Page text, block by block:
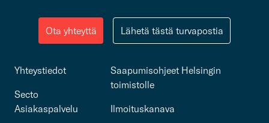
Ota yhteyttä Lähetä tästä turvapostia
Yhteystiedot
Secto
Asiakaspalvelu
Saapumisohjeet Helsingin
toimistolle
Ilmoituskanava